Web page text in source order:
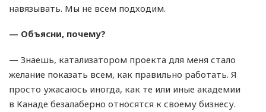
навязывать. Мы не всем подходим.
— Объясни, почему?
— Знаешь, катализатором проекта для меня стало
желание показать всем, как правильно работать. Я
просто ужасаюсь иногда, как те или иные академии
в Канаде безалаберно относятся к своему бизнесу.